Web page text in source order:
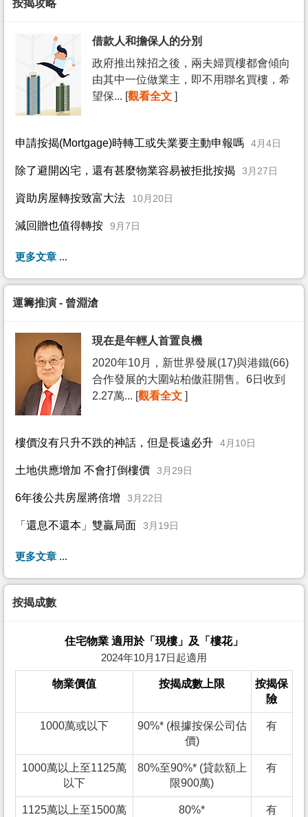
按揭攻略
借款人和擔保人的分別
政府推出辣招之後，兩夫婦買樓都會傾向
由其中一位做業主，即不用聯名買樓，希
望保... [觀看全文 ]
申請按揭(Mortgage)時轉工或失業要主動申報嗎 4月4日
除了避開凶宅，還有甚麼物業容易被拒批按揭 3月27日
資助房屋轉按致富大法 10月20日
減回贈也值得轉按 9月7日
更多文章 ...
運籌推演 - 曾淵滄
現在是年輕人首置良機
2020年10月，新世界發展(17)與港鐵(66)
合作發展的大圍站柏傲莊開售。6日收到
2.27萬... [觀看全文 ]
樓價沒有只升不跌的神話，但是長遠必升 4月10日
土地供應增加 不會打倒樓價 3月29日
6年後公共房屋將倍增 3月22日
「還息不還本」雙贏局面 3月19日
更多文章 ...
按揭成數
住宅物業 適用於「現樓」及「樓花」
2024年10月17日起適用
物業價值 按揭成數上限
按揭保
險
1000萬或以下
90%* (根據按保公司估
價)
有
1000萬以上至1125萬
以下
80%至90%* (貸款額上
限900萬)
有
1125萬以上至1500萬 80%* 有